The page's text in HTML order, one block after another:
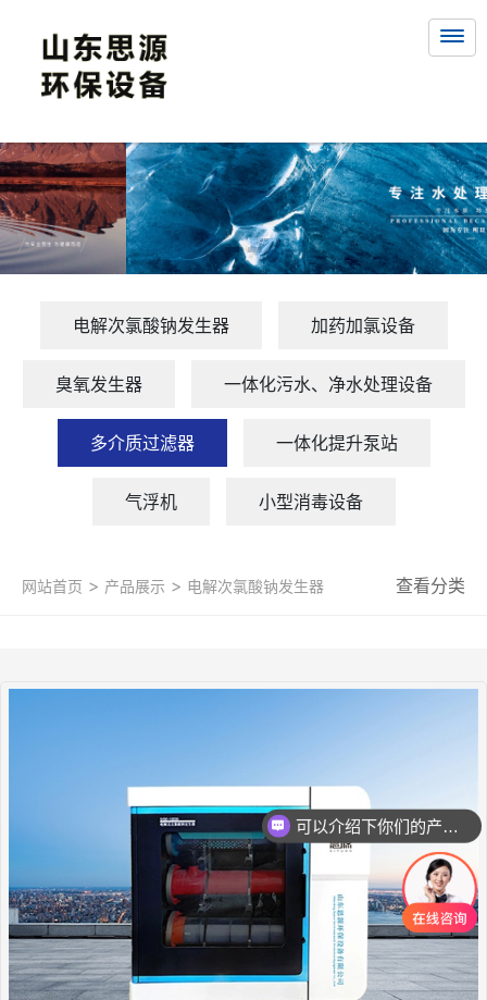
电解次氯酸钠发生器 加药加氯设备
臭氧发生器 一体化污水、净水处理设备
多介质过滤器 一体化提升泵站
气浮机 小型消毒设备
网站首页 > 产品展示 > 电解次氯酸钠发生器 查看分类
微信号：
点击复制微信号
微信号：